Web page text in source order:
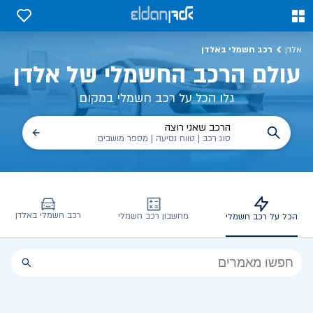
0
0
אלדן רכב חשמלי באלדן
עולם הרכב החשמלי של אלדן
גלו הכל על רכב חשמלי במקום
הרכב שאני רוצה
סוג רכב | טווח נסיעה | מספר מושבים
הכל על רכב חשמלי מחשבון רכב חשמלי רכב חשמלי באלדן
הכל
הכל על רכב חשמלי, שימושים, טכנולוגיה וכל מה שכדי לדעת | אלדן